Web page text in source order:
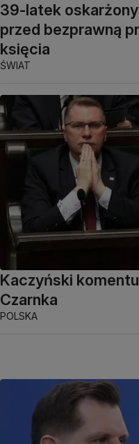
39-latek
przed bezprawną
księcia
ŚWIAT
Kaczyński
Czarnka
POLSKA